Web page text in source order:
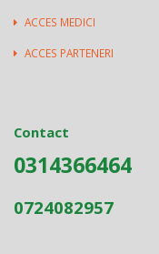
ACCES MEDICI
ACCES PARTENERI
Contact
0314366464
0724082957